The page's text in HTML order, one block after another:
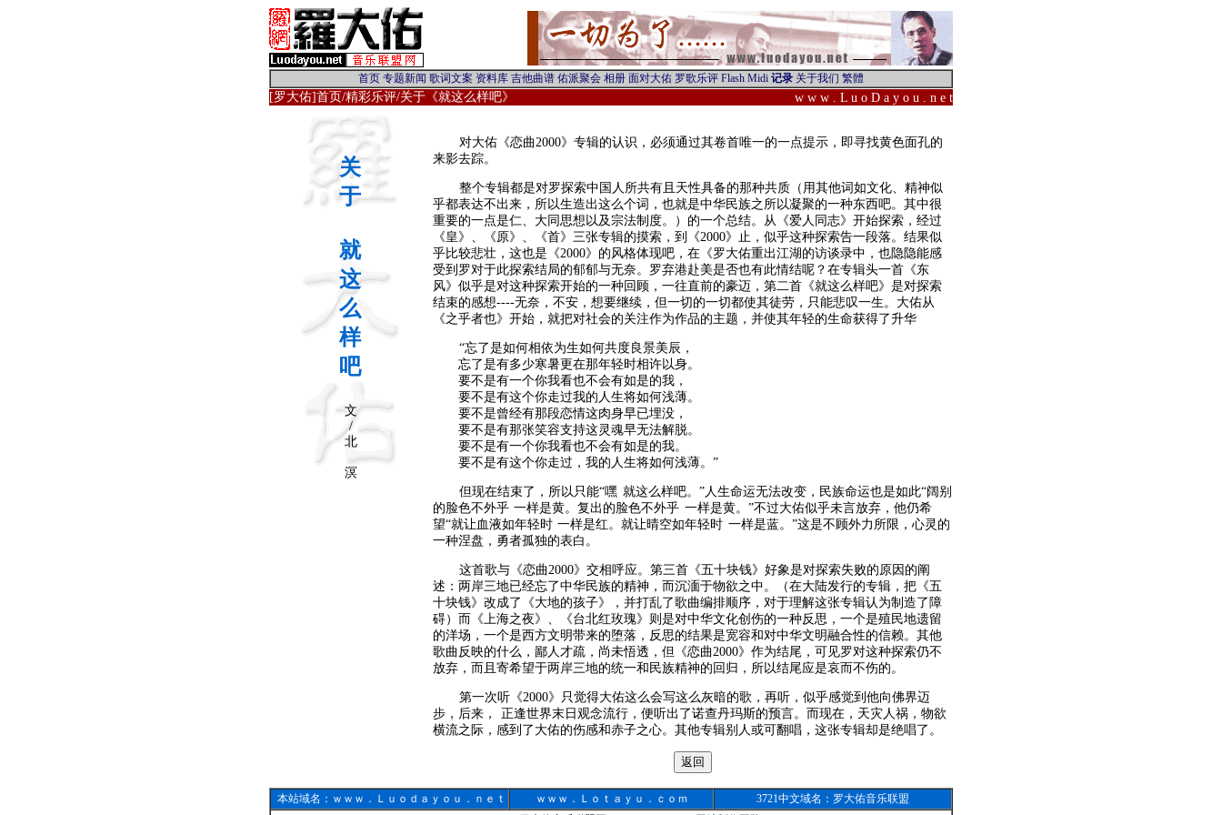
[罗大佑]首页/精彩乐评/关于《就这么样吧》 w w w . L u o D a y o u . n e t
关
于
就
这
么
样
吧
文
/
北
溟
对大佑《恋曲2000》专辑的认识，必须通过其卷首唯一的一点提示，即寻找黄色面孔的
来影去踪。
整个专辑都是对罗探索中国人所共有且天性具备的那种共质（用其他词如文化、精神似
乎都表达不出来，所以生造出这么个词，也就是中华民族之所以凝聚的一种东西吧。其中很
重要的一点是仁、大同思想以及宗法制度。）的一个总结。从《爱人同志》开始探索，经过
《皇》、《原》、《首》三张专辑的摸索，到《2000》止，似乎这种探索告一段落。结果似
乎比较悲壮，这也是《2000》的风格体现吧，在《罗大佑重出江湖的访谈录中，也隐隐能感
受到罗对于此探索结局的郁郁与无奈。罗弃港赴美是否也有此情结呢？在专辑头一首《东
风》似乎是对这种探索开始的一种回顾，一往直前的豪迈，第二首《就这么样吧》是对探索
结束的感想----无奈，不安，想要继续，但一切的一切都使其徒劳，只能悲叹一生。大佑从
《之乎者也》开始，就把对社会的关注作为作品的主题，并使其年轻的生命获得了升华
“忘了是如何相依为生如何共度良景美辰，
忘了是有多少寒暑更在那年轻时相许以身。
要不是有一个你我看也不会有如是的我，
要不是有这个你走过我的人生将如何浅薄。
要不是曾经有那段恋情这肉身早已埋没，
要不是有那张笑容支持这灵魂早无法解脱。
要不是有一个你我看也不会有如是的我。
要不是有这个你走过，我的人生将如何浅薄。”
但现在结束了，所以只能“嘿 就这么样吧。”人生命运无法改变，民族命运也是如此“阔别
的脸色不外乎 一样是黄。复出的脸色不外乎 一样是黄。”不过大佑似乎未言放弃，他仍希
望“就让血液如年轻时 一样是红。就让晴空如年轻时 一样是蓝。”这是不顾外力所限，心灵的
一种涅盘，勇者孤独的表白。
这首歌与《恋曲2000》交相呼应。第三首《五十块钱》好象是对探索失败的原因的阐
述：两岸三地已经忘了中华民族的精神，而沉湎于物欲之中。（在大陆发行的专辑，把《五
十块钱》改成了《大地的孩子》，并打乱了歌曲编排顺序，对于理解这张专辑认为制造了障
碍）而《上海之夜》、《台北红玫瑰》则是对中华文化创伤的一种反思，一个是殖民地遗留
的洋场，一个是西方文明带来的堕落，反思的结果是宽容和对中华文明融合性的信赖。其他
歌曲反映的什么，鄙人才疏，尚未悟透，但《恋曲2000》作为结尾，可见罗对这种探索仍不
放弃，而且寄希望于两岸三地的统一和民族精神的回归，所以结尾应是哀而不伤的。
第一次听《2000》只觉得大佑这么会写这么灰暗的歌，再听，似乎感觉到他向佛界迈
步，后来， 正逢世界末日观念流行，便听出了诺查丹玛斯的预言。而现在，天灾人祸，物欲
横流之际，感到了大佑的伤感和赤子之心。其他专辑别人或可翻唱，这张专辑却是绝唱了。